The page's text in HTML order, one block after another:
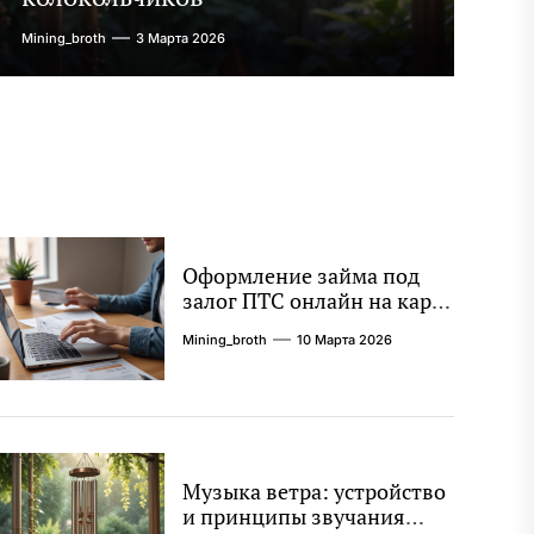
преимущества инвестирования в
золотые монеты, поймем их
кредитору
Mining_broth 3 Марта 2026
Оформление займа под
залог ПТС онлайн на карту
порядок, требования и
Mining_broth 10 Марта 2026
Музыка ветра: устройство
и принципы звучания